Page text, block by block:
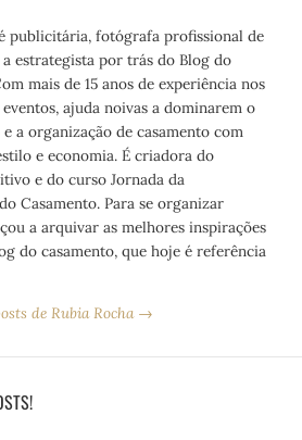
publicitária, fotógrafa profissional de
a estrategista por trás do Blog do
mais de 15 anos de experiência nos
ajuda noivas a dominarem o
a organização de casamento com
e economia. É criadora do
e do curso Jornada da
Casamento. Para se organizar
a arquivar as melhores inspirações
do casamento, que hoje é referência
de Rubia Rocha →